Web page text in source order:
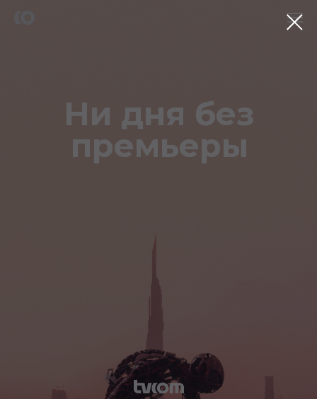
Ни дня без
премьеры